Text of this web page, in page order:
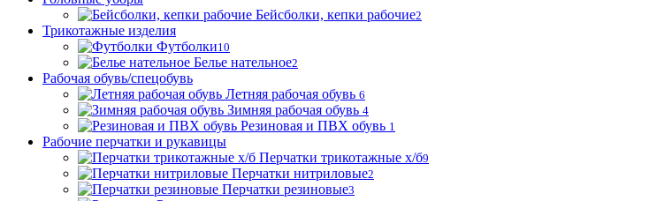
Бейсболки, кепки рабочие2
Трикотажные изделия
Футболки10
Белье нательное2
Рабочая обувь/спецобувь
Летняя рабочая обувь 6
Зимняя рабочая обувь 4
Резиновая и ПВХ обувь 1
Рабочие перчатки и рукавицы
Перчатки трикотажные х/б9
Перчатки нитриловые2
Перчатки резиновые3